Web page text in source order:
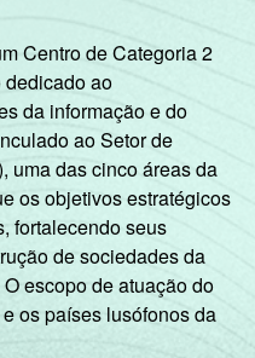
Centro de Categoria 2
ao
da informação e do
ao Setor de
uma das cinco áreas da
os objetivos estratégicos
fortalecendo seus
de sociedades da
escopo de atuação do
os países lusófonos da